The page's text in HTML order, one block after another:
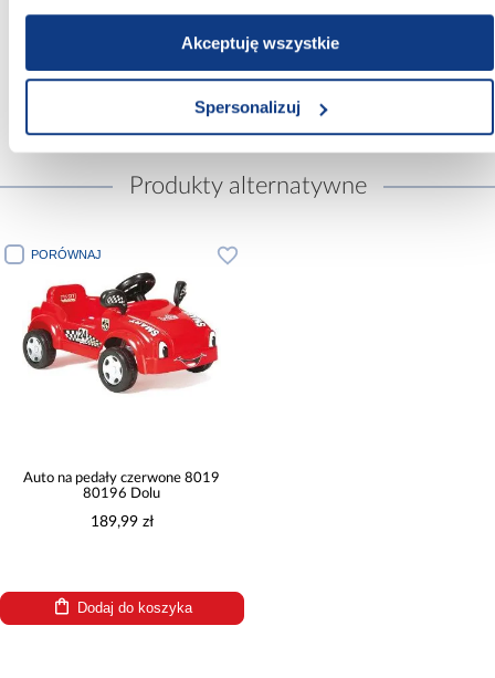
Akceptuję wszystkie
Spersonalizuj
Wymaga złożenia:
Produkty alternatywne
PORÓWNAJ
Auto na pedały czerwone 8019
80196 Dolu
189,99 zł
Dodaj do koszyka